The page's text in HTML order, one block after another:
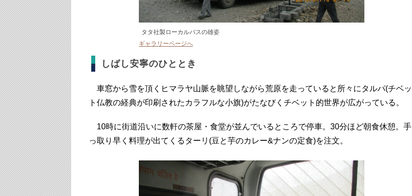
タタ社製ローカルバスの雄姿
ギャラリーページへ
しばし安寧のひととき
車窓から雪を頂くヒマラヤ山脈を眺望しながら荒原を走っていると所々にタルパ(チベッ
ト仏教の経典が印刷されたカラフルな小旗)がたなびくチベット的世界が広がっている。
10時に街道沿いに数軒の茶屋・食堂が並んでいるところで停車。30分ほど朝食休憩。手
っ取り早く料理が出てくるターリ(豆と芋のカレー&ナンの定食)を注文。